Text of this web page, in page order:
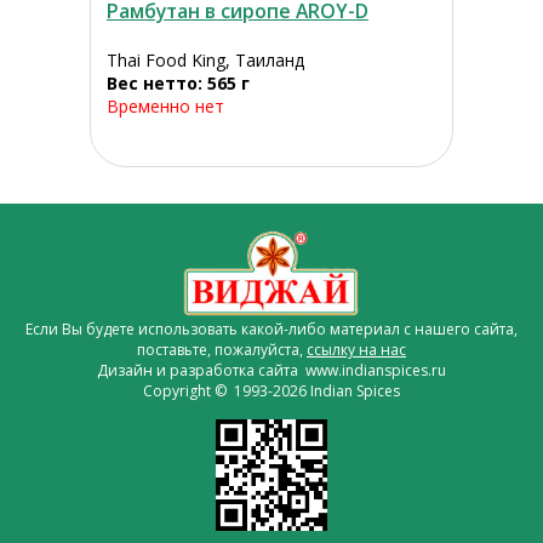
Рамбутан в сиропе AROY-D
Thai Food King, Таиланд
Вес нетто: 565 г
Временно нет
Если Вы будете использовать какой-либо материал с нашего сайта,
поставьте, пожалуйста, ссылку на нас
Дизайн и разработка сайта www.indianspices.ru
Copyright © 1993-2026 Indian Spices